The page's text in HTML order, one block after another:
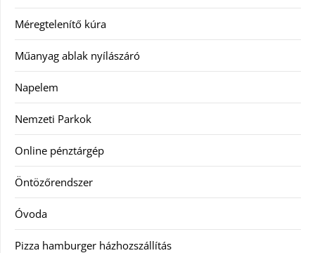
Méregtelenítő kúra
Műanyag ablak nyílászáró
Napelem
Nemzeti Parkok
Online pénztárgép
Öntözőrendszer
Óvoda
Pizza hamburger házhozszállítás